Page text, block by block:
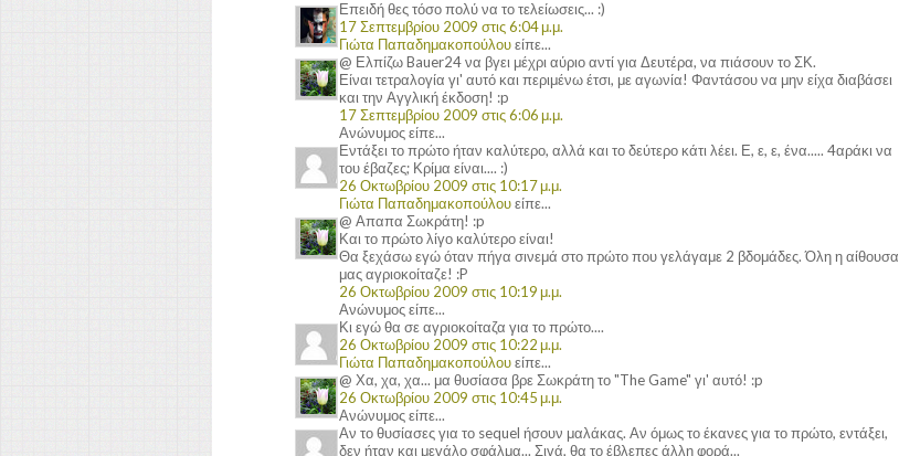
Επειδή θες τόσο πολύ να το τελείωσεις... :)
17 Σεπτεμβρίου 2009 στις 6:04 μ.μ.
Γιώτα Παπαδημακοπούλουείπε...
@ Ελπίζω Bauer24 να βγει μέχρι αύριο αντί για Δευτέρα, να πιάσουν το ΣΚ.
Είναι τετραλογία γι' αυτό και περιμένω έτσι, με αγωνία! Φαντάσου να μην είχα διαβάσει
και την Αγγλική έκδοση! :p
17 Σεπτεμβρίου 2009 στις 6:06 μ.μ.
Ανώνυμος είπε...
Εντάξει το πρώτο ήταν καλύτερο, αλλά και το δεύτερο κάτι λέει. Ε, ε, ε, ένα..... 4αράκι να
του έβαζες; Κρίμα είναι.... :)
26 Οκτωβρίου 2009 στις 10:17 μ.μ.
Γιώτα Παπαδημακοπούλουείπε...
@ Απαπα Σωκράτη! :p
Και το πρώτο λίγο καλύτερο είναι!
Θα ξεχάσω εγώ όταν πήγα σινεμά στο πρώτο που γελάγαμε 2 βδομάδες. Όλη η αίθουσα
μας αγριοκοίταζε! :P
26 Οκτωβρίου 2009 στις 10:19 μ.μ.
Ανώνυμος είπε...
Κι εγώ θα σε αγριοκοίταζα για το πρώτο....
26 Οκτωβρίου 2009 στις 10:22 μ.μ.
Γιώτα Παπαδημακοπούλουείπε...
@ Χα, χα, χα... μα θυσίασα βρε Σωκράτη το "The Game" γι' αυτό! :p
26 Οκτωβρίου 2009 στις 10:45 μ.μ.
Ανώνυμος είπε...
Αν το θυσίασες για το sequel ήσουν μαλάκας. Αν όμως το έκανες για το πρώτο, εντάξει,
δεν ήταν και μεγάλο σφάλμα... Σιγά, θα το έβλεπες άλλη φορά...